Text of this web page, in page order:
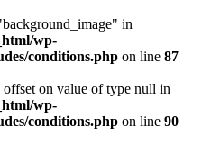
in
wp-
conditions.php on line 87
offset on value of type null in
wp-
conditions.php on line 90